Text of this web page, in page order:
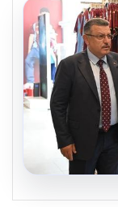
06.08.2026